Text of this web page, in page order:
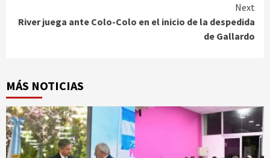
Next
River juega ante Colo-Colo en el inicio de la despedida
de Gallardo
MÁS NOTICIAS